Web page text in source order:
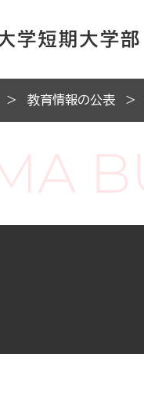
教育情報の公表